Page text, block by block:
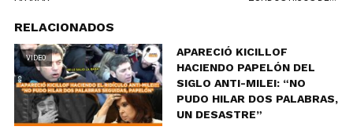
RELACIONADOS
VIDEO
APARECIÓ KICILLOF
HACIENDO PAPELÓN DEL
SIGLO ANTI-MILEI: “NO
PUDO HILAR DOS PALABRAS,
UN DESASTRE”